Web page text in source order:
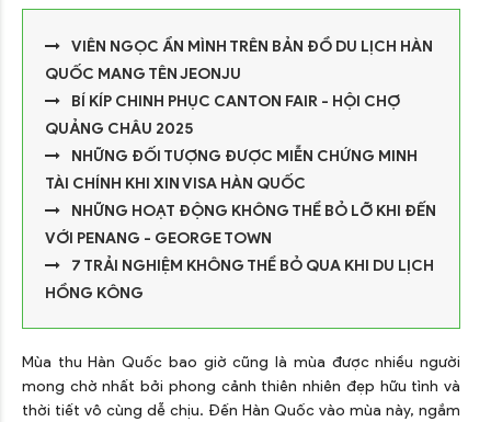
VIÊN NGỌC ẨN MÌNH TRÊN BẢN ĐỒ DU LỊCH HÀN
QUỐC MANG TÊN JEONJU
BÍ KÍP CHINH PHỤC CANTON FAIR - HỘI CHỢ
QUẢNG CHÂU 2025
NHỮNG ĐỐI TƯỢNG ĐƯỢC MIỄN CHỨNG MINH
TÀI CHÍNH KHI XIN VISA HÀN QUỐC
NHỮNG HOẠT ĐỘNG KHÔNG THỂ BỎ LỠ KHI ĐẾN
VỚI PENANG - GEORGE TOWN
7 TRẢI NGHIỆM KHÔNG THỂ BỎ QUA KHI DU LỊCH
HỒNG KÔNG
Mùa thu Hàn Quốc bao giờ cũng là mùa được nhiều người
mong chờ nhất bởi phong cảnh thiên nhiên đẹp hữu tình và
thời tiết vô cùng dễ chịu. Đến Hàn Quốc vào mùa này, ngắm